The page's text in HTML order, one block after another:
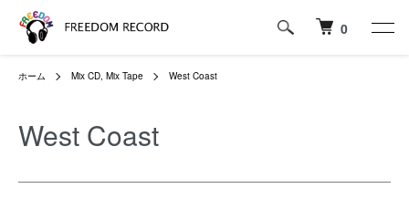
0
ホーム Mix CD, Mix Tape West Coast
West Coast